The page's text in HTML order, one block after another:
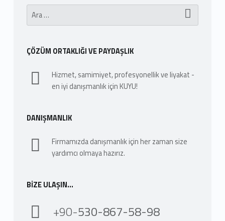
Arama:
ÇÖZÜM ORTAKLIĞI VE PAYDAŞLIK
Hizmet, samimiyet, profesyonellik ve liyakat -
en iyi danışmanlık için KUYU!
DANIŞMANLIK
Firmamızda danışmanlık için her zaman size
yardımcı olmaya hazırız.
BIZE ULAŞIN…
+90-530-867-58-98